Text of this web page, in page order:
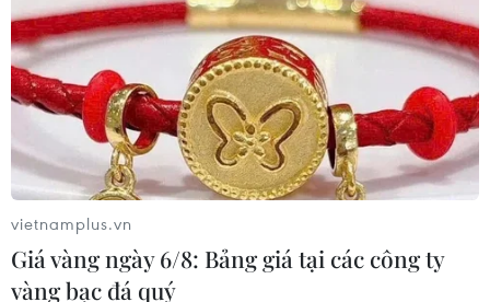
CƠ QUAN CHỦ QUẢN: THÔNG TẤN XÃ VIỆT NAM
Tổng Biên tập: TRẦN TIẾN DUẨN
Phó Tổng Biên tập: NGUYỄN THỊ TÁM, KHÚC THANH
Sở hữu trí tuệ
Quy định sử dụng
RSS
Hỗ trợ
Ngôn ngữ
vietnamplus.vn
Giá vàng ngày 6/8: Bảng giá tại các công ty
vàng bạc đá quý